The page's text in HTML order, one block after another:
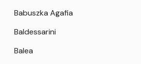
Babuszka Agafia
Baldessarini
Balea